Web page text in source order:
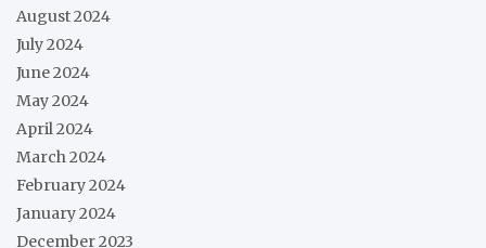
August 2024
July 2024
June 2024
May 2024
April 2024
March 2024
February 2024
January 2024
December 2023